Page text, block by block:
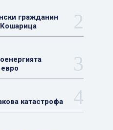
гражданин
Кошарица
катастрофа